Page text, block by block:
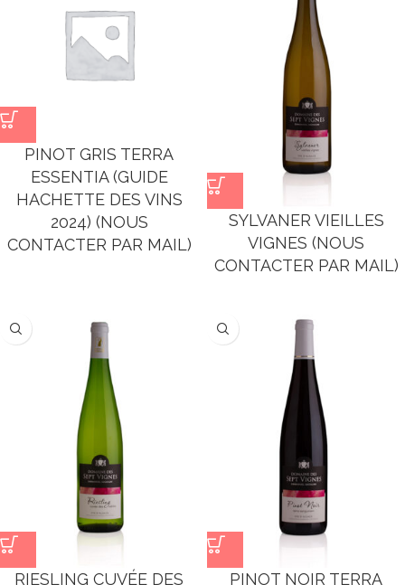
PINOT GRIS TERRA
ESSENTIA (GUIDE
HACHETTE DES VINS
2024) (NOUS
CONTACTER PAR MAIL)
SYLVANER VIEILLES
VIGNES (NOUS
CONTACTER PAR MAIL)
RIESLING CUVÉE DES
PINOT NOIR TERRA